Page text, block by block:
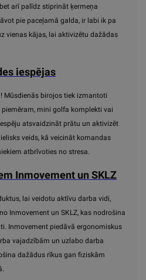
arī palīdz stiprināt ķermeņa
pie paceļamā galda, ir labi ik pa
vienas kājas, lai aktivizētu dažādas
iespējas
Mūsdienās birojos tiek izmantoti
mini golfa komplekti vai
atsvaidzināt prātu un aktivizēt
veids, kā veicināt komandas
atbrīvoties no stresa.
Inmovement un SKLZ
lai veidotu aktīvu darba vidi,
Inmovement un SKLZ, kas nodrošina
Inmovement piedāvā ergonomiskus
vajadzībām un uzlabo darba
dažādus rīkus gan fiziskām